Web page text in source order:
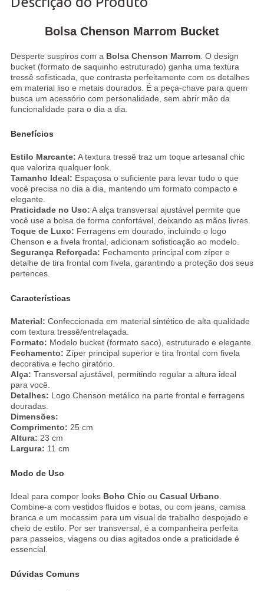
Bolsa Chenson Marrom Bucket
Desperte suspiros com a Bolsa Chenson Marrom. O design
bucket (formato de saquinho estruturado) ganha uma textura
tressê sofisticada, que contrasta perfeitamente com os detalhes
em material liso e metais dourados. É a peça-chave para quem
busca um acessório com personalidade, sem abrir mão da
funcionalidade para o dia a dia.
Benefícios
Estilo Marcante: A textura tressê traz um toque artesanal chic
que valoriza qualquer look.
Tamanho Ideal: Espaçosa o suficiente para levar tudo o que
você precisa no dia a dia, mantendo um formato compacto e
elegante.
Praticidade no Uso: A alça transversal ajustável permite que
você use a bolsa de forma confortável, deixando as mãos livres.
Toque de Luxo: Ferragens em dourado, incluindo o logo
Chenson e a fivela frontal, adicionam sofisticação ao modelo.
Segurança Reforçada: Fechamento principal com zíper e
detalhe de tira frontal com fivela, garantindo a proteção dos seus
pertences.
Características
Material: Confeccionada em material sintético de alta qualidade
com textura tressê/entrelaçada.
Formato: Modelo bucket (formato saco), estruturado e elegante.
Fechamento: Zíper principal superior e tira frontal com fivela
decorativa e fecho giratório.
Alça: Transversal ajustável, permitindo regular a altura ideal
para você.
Detalhes: Logo Chenson metálico na parte frontal e ferragens
douradas.
Dimensões:
Comprimento: 25 cm
Altura: 23 cm
Largura: 11 cm
Modo de Uso
Ideal para compor looks Boho Chicou Casual Urbano
Combine-a com vestidos fluidos e botas, ou com jeans, camisa
branca e um mocassim para um visual de trabalho despojado e
cheio de estilo. Por ser transversal, é a companheira perfeita
para passeios, viagens ou dias agitados onde a praticidade é
essencial.
Dúvidas Comuns